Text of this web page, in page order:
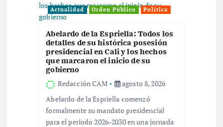
Actualidad Orden Público Política
Abelardo de la Espriella: Todos los
detalles de su histórica posesión
presidencial en Cali y los hechos
que marcaron el inicio de su
gobierno
Redacción CAM
agosto 8, 2026
Abelardo de la Espriella comenzó
formalmente su mandato presidencial
para el periodo 2026-2030 en una jornada